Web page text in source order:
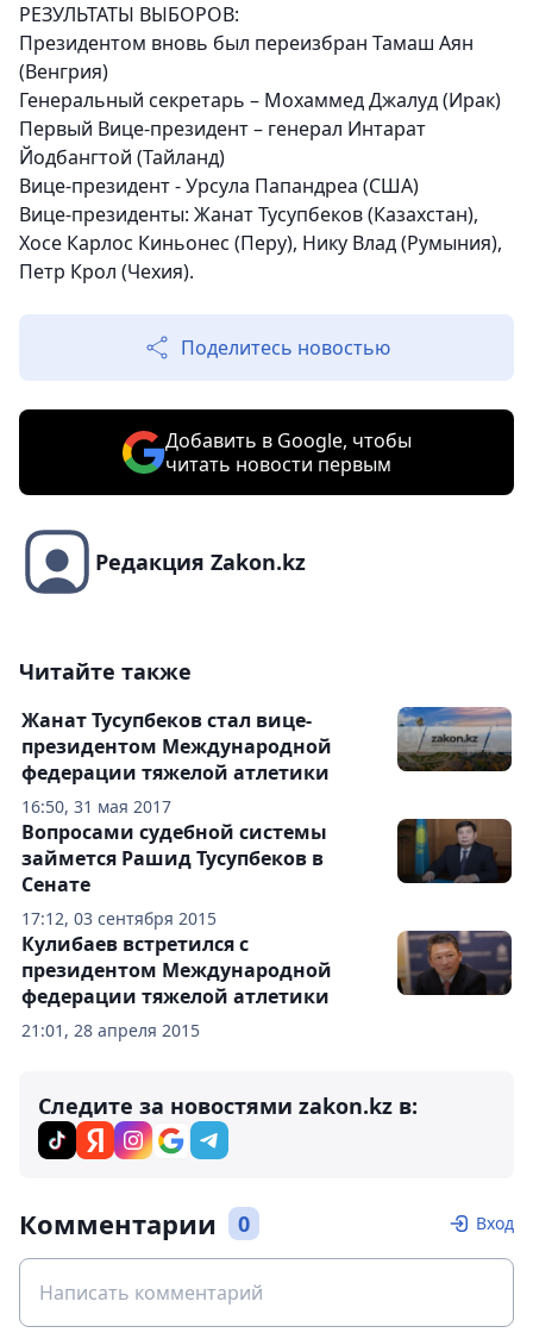
РЕЗУЛЬТАТЫ ВЫБОРОВ:
Президентом вновь был переизбран Тамаш Аян
(Венгрия)
Генеральный секретарь – Мохаммед Джалуд (Ирак)
Первый Вице-президент – генерал Интарат
Йодбангтой (Тайланд)
Вице-президент - Урсула Папандреа (США)
Вице-президенты: Жанат Тусупбеков (Казахстан),
Хосе Карлос Киньонес (Перу), Нику Влад (Румыния),
Петр Крол (Чехия).
Поделитесь новостью
Добавить в Google, чтобы
читать новости первым
Редакция Zakon.kz
Читайте также
16:50, 31 мая 2017
Жанат Тусупбеков стал вице-
президентом Международной
федерации тяжелой атлетики
17:12, 03 сентября 2015
Вопросами судебной системы
займется Рашид Тусупбеков в
Сенате
21:01, 28 апреля 2015
Кулибаев встретился с
президентом Международной
федерации тяжелой атлетики
Следите за новостями zakon.kz в:
Комментарии 0 Вход